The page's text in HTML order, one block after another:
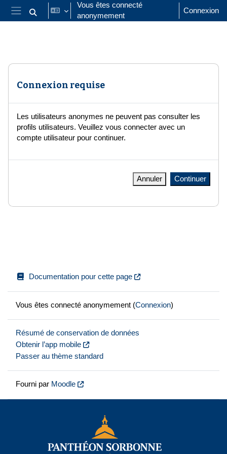
Passer au contenu principal
Panneau latéral
Activer/désactiver la saisie de recherche
Vous êtes connecté
anonymement
Connexion
Connexion requise
Les utilisateurs anonymes ne peuvent pas consulter les
profils utilisateurs. Veuillez vous connecter avec un
compte utilisateur pour continuer.
Annuler Continuer
Documentation pour cette page
Vous êtes connecté anonymement (Connexion)
Résumé de conservation de données
Obtenir l’app mobile
Passer au thème standard
Fourni par Moodle